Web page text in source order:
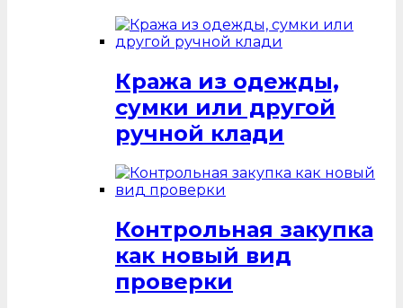
Кража из одежды,
сумки или другой
ручной клади
Контрольная закупка
как новый вид
проверки